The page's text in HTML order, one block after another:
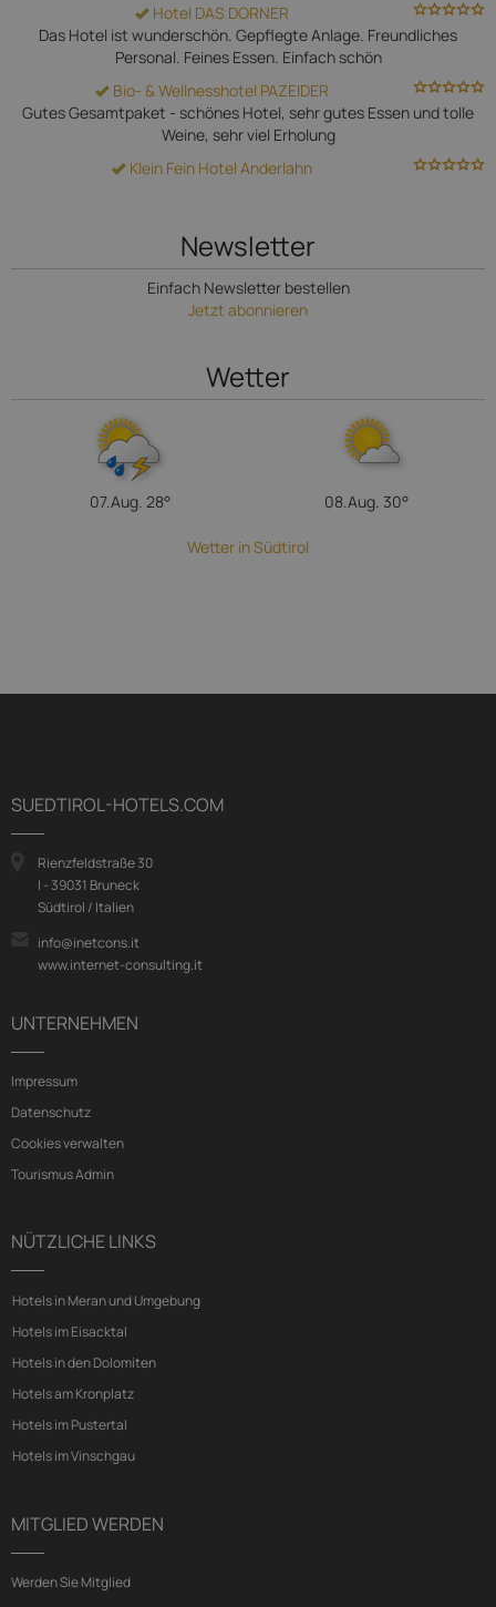
Hotel DAS DORNER
Das Hotel ist wunderschön. Gepflegte Anlage. Freundliches
Personal. Feines Essen. Einfach schön
Bio- & Wellnesshotel PAZEIDER
Gutes Gesamtpaket - schönes Hotel, sehr gutes Essen und tolle
Weine, sehr viel Erholung
Klein Fein Hotel Anderlahn
Newsletter
Einfach Newsletter bestellen
Jetzt abonnieren
Wetter
07.Aug. 28° 08.Aug. 30°
Wetter in Südtirol
SUEDTIROL-HOTELS.COM
Rienzfeldstraße 30
I - 39031 Bruneck
Südtirol / Italien
info@inetcons.it
www.internet-consulting.it
UNTERNEHMEN
Impressum
Datenschutz
Cookies verwalten
Tourismus Admin
NÜTZLICHE LINKS
Hotels in Meran und Umgebung
Hotels im Eisacktal
Hotels in den Dolomiten
Hotels am Kronplatz
Hotels im Pustertal
Hotels im Vinschgau
MITGLIED WERDEN
Werden Sie Mitglied